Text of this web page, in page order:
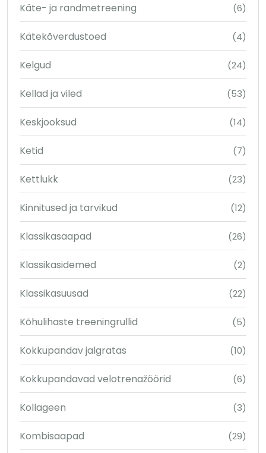
Käte- ja randmetreening (6)
Kätekõverdustoed (4)
Kelgud (24)
Kellad ja viled (53)
Keskjooksud (14)
Ketid (7)
Kettlukk (23)
Kinnitused ja tarvikud (12)
Klassikasaapad (26)
Klassikasidemed (2)
Klassikasuusad (22)
Kõhulihaste treeningrullid (5)
Kokkupandav jalgratas (10)
Kokkupandavad velotrenažöörid (6)
Kollageen (3)
Kombisaapad (29)